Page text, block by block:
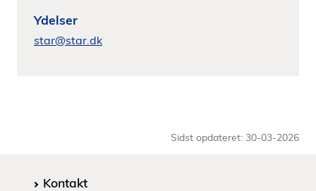
Ydelser
star@star.dk
Sidst opdateret: 30-03-2026
Kontakt